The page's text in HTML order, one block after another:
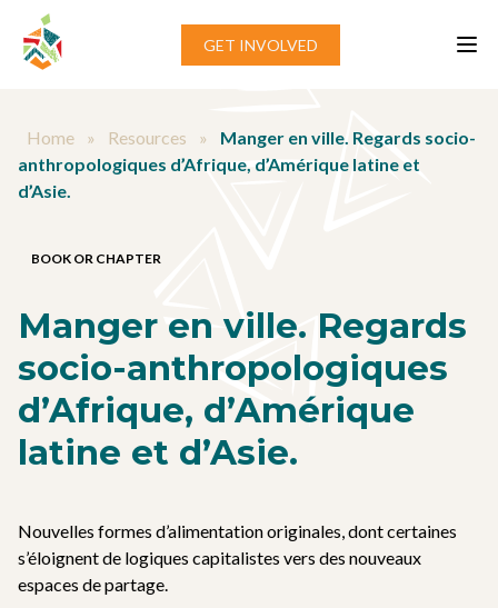
Skip to content
GET INVOLVED
Home » Resources »
Manger en ville. Regards socio-
anthropologiques d’Afrique, d’Amérique latine et
d’Asie.
BOOK OR CHAPTER
Manger en ville. Regards
socio-anthropologiques
d’Afrique, d’Amérique
latine et d’Asie.
Nouvelles formes d’alimentation originales, dont certaines
s’éloignent de logiques capitalistes vers des nouveaux
espaces de partage.